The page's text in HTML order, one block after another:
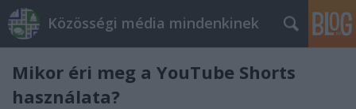
Közösségi média mindenkinek
Mikor éri meg a YouTube Shorts
használata?